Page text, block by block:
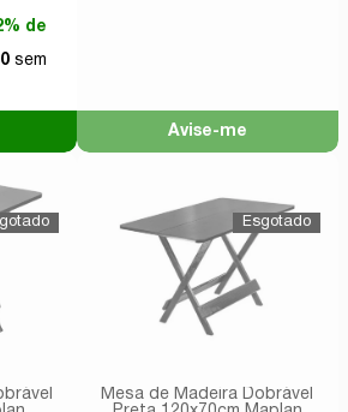
de
Avise-me
Mesa de Madeira Dobrável